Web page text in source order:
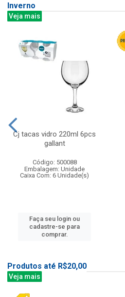
Inverno
Veja mais
Cj tacas vidro 220ml 6pcs
gallant
Código: 500088
Embalagem: Unidade
Caixa Com: 6 Unidade(s)
Faça seu login ou
cadastre-se para
comprar.
Produtos até R$20,00
Veja mais